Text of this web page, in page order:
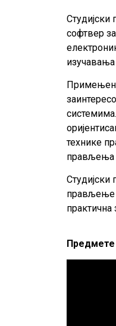
софтвер
Примењено
технике
прављења
прављење
Предмете